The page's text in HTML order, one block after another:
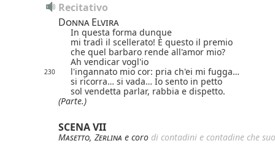
Recitativo
Donna Elvira
In questa forma dunque
mi tradì il scellerato! È questo il premio
che quel barbaro rende all'amor mio?
Ah vendicar vogl'io
230
l'ingannato mio cor: pria ch'ei mi fugga…
si ricorra… si vada… Io sento in petto
sol vendetta parlar, rabbia e dispetto.
(Parte.)
SCENA VII
Masetto, Zerlina e coro di contadini e contadine che